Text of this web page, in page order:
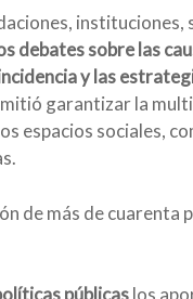
debates sobre las
y las
garantizar la
espacios sociales,
de más de cuarenta
públicaslos